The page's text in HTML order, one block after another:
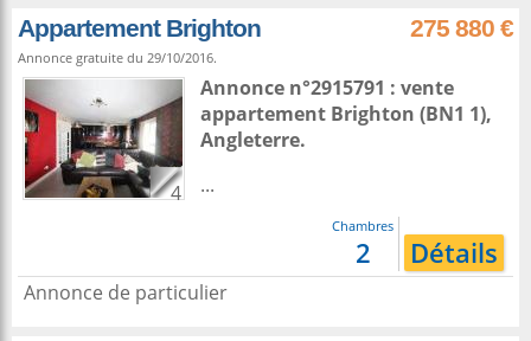
Appartement Brighton 275 880 €
Annonce gratuite du 29/10/2016.
4
Annonce n°2915791 : vente
appartement Brighton (BN1 1),
Angleterre.
...
Chambres
2 Détails
Annonce de particulier